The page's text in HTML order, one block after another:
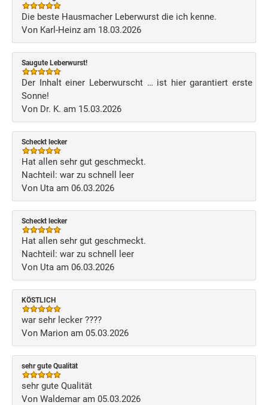
Die beste Hausmacher Leberwurst die ich kenne.
Von Karl-Heinz am 18.03.2026
Saugute Leberwurst!
Der Inhalt einer Leberwurscht … ist hier garantiert erste
Sonne!
Von Dr. K. am 15.03.2026
Scheckt lecker
Hat allen sehr gut geschmeckt.
Nachteil: war zu schnell leer
Von Uta am 06.03.2026
Scheckt lecker
Hat allen sehr gut geschmeckt.
Nachteil: war zu schnell leer
Von Uta am 06.03.2026
KÖSTLICH
war sehr lecker ????
Von Marion am 05.03.2026
sehr gute Qualität
sehr gute Qualität
Von Waldemar am 05.03.2026